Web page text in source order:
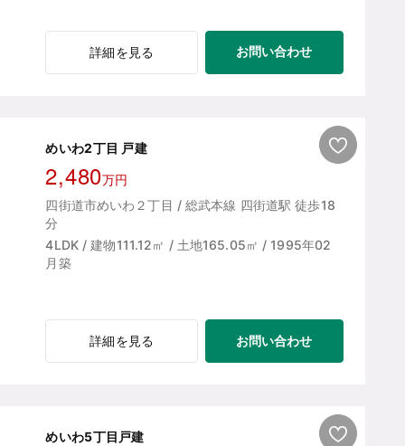
詳細を見る お問い合わせ
めいわ2丁目 戸建
2,480万円
四街道市めいわ２丁目 / 総武本線 四街道駅 徒歩18
分
4LDK / 建物111.12㎡ / 土地165.05㎡ / 1995年02
月築
詳細を見る お問い合わせ
めいわ5丁目戸建